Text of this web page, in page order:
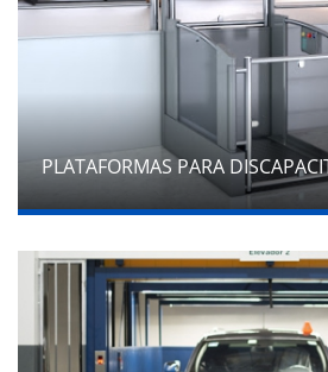
PLATAFORMAS PARA